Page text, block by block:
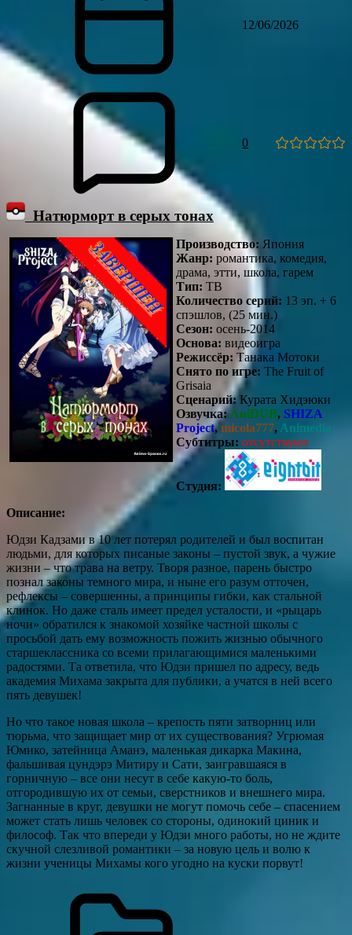
12/06/2026
0
Натюрморт в серых тонах
Производство: Япония
Жанр: романтика, комедия,
драма, этти, школа, гарем
Тип: ТВ
Количество серий: 13 эп. + 6
спэшлов, (25 мин.)
Сезон: осень-2014
Основа: видеоигра
Режиссёр: Танака Мотоки
Снято по игре: The Fruit of
Grisaia
Сценарий:Курата Хидэюки
Озвучка:AniDUB, SHIZA
Project,micola777, Animedia
Субтитры: отсутствуют
Студия:
Описание:
Юдзи Кадзами в 10 лет потерял родителей и был воспитан
людьми, для которых писаные законы – пустой звук, а чужие
жизни – что трава на ветру. Творя разное, парень быстро
познал законы темного мира, и ныне его разум отточен,
рефлексы – совершенны, а принципы гибки, как стальной
клинок. Но даже сталь имеет предел усталости, и «рыцарь
ночи» обратился к знакомой хозяйке частной школы с
просьбой дать ему возможность пожить жизнью обычного
старшеклассника со всеми прилагающимися маленькими
радостями. Та ответила, что Юдзи пришел по адресу, ведь
академия Михама закрыта для публики, а учатся в ней всего
пять девушек!
Но что такое новая школа – крепость пяти затворниц или
тюрьма, что защищает мир от их существования? Угрюмая
Юмико, затейница Аманэ, маленькая дикарка Макина,
фальшивая цундэрэ Митиру и Сати, заигравшаяся в
горничную – все они несут в себе какую-то боль,
отгородившую их от семьи, сверстников и внешнего мира.
Загнанные в круг, девушки не могут помочь себе – спасением
может стать лишь человек со стороны, одинокий циник и
философ. Так что впереди у Юдзи много работы, но не ждите
скучной слезливой романтики – за новую цель и волю к
жизни ученицы Михамы кого угодно на куски порвут!